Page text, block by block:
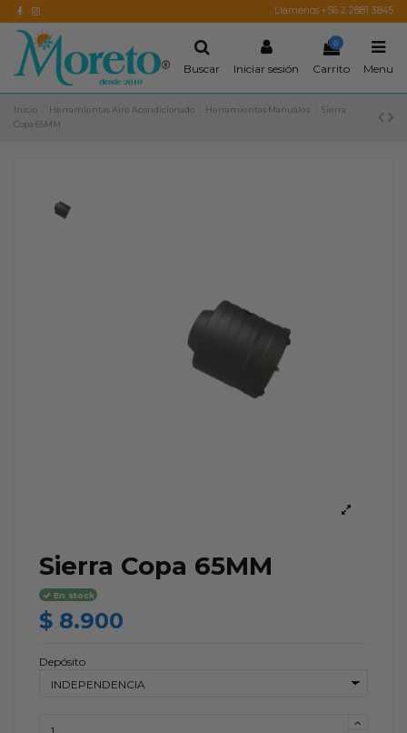
Llamenos +56 2 2881 3845
Buscar Iniciar sesión
0
Carrito Menu
Inicio Herramientas Aire Acondicionado Herramientas Manuales
Sierra
Copa 65MM
Sierra Copa 65MM
En stock
$ 8.900
Depósito